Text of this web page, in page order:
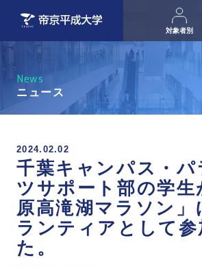
対象者別
受験生の方
父母等の方
English
News
ニュース
2024.02.02
千葉キャンパス・パ
ツサポート部の学生
原高滝湖マラソン」
ランティアとして参
た。